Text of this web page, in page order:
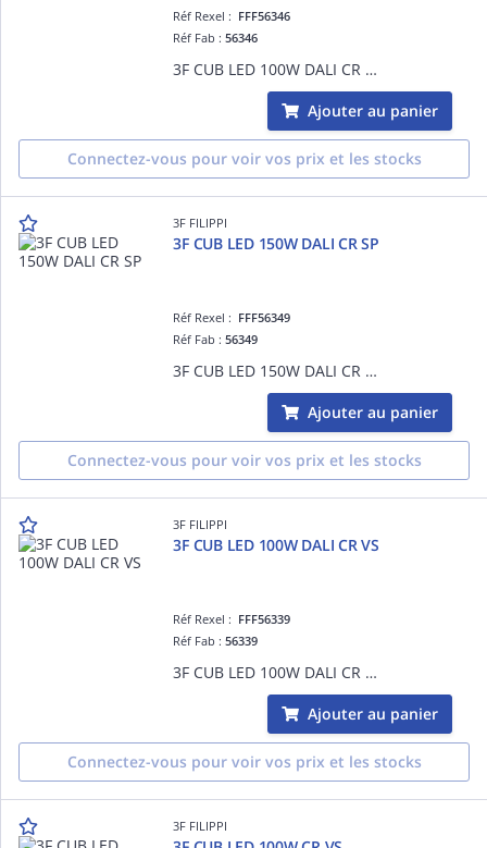
Réf Rexel : FFF56346
Réf Fab :56346
3F CUB LED 100W DALI CR SP
Ajouter au panier
Connectez-vous pour voir vos prix et les stocks
3F FILIPPI
3F CUB LED 150W DALI CR SP
Réf Rexel : FFF56349
Réf Fab :56349
3F CUB LED 150W DALI CR SP
Ajouter au panier
Connectez-vous pour voir vos prix et les stocks
3F FILIPPI
3F CUB LED 100W DALI CR VS
Réf Rexel : FFF56339
Réf Fab :56339
3F CUB LED 100W DALI CR VS
Ajouter au panier
Connectez-vous pour voir vos prix et les stocks
3F FILIPPI